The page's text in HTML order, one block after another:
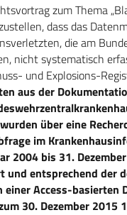
zum Thema
dass das
die am
nicht systematisch
und Explosions-
aus der
über eine
im
2004 bis 31.
und entsprechend der
Access-basierten
30. Dezember